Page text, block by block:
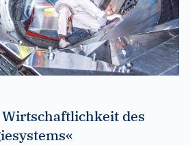
Wirtschaftlichkeit des